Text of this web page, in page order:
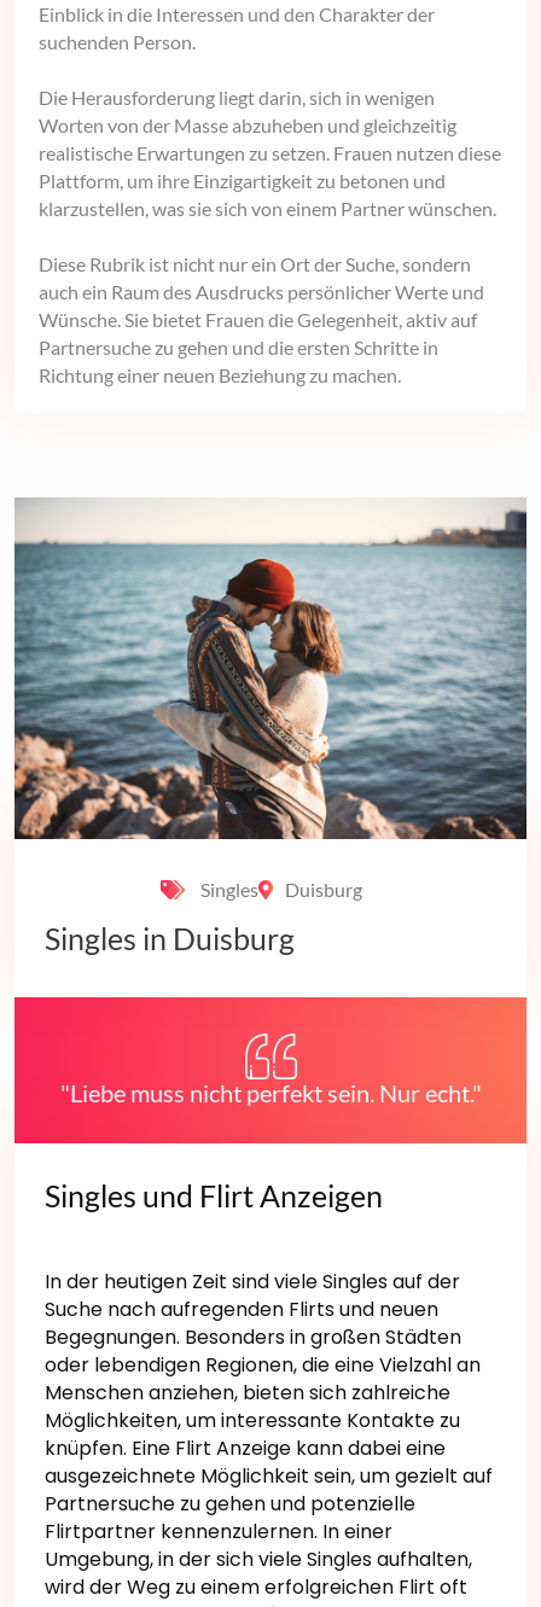
Einblick in die Interessen und den Charakter der
suchenden Person.
Die Herausforderung liegt darin, sich in wenigen
Worten von der Masse abzuheben und gleichzeitig
realistische Erwartungen zu setzen. Frauen nutzen diese
Plattform, um ihre Einzigartigkeit zu betonen und
klarzustellen, was sie sich von einem Partner wünschen.
Diese Rubrik ist nicht nur ein Ort der Suche, sondern
auch ein Raum des Ausdrucks persönlicher Werte und
Wünsche. Sie bietet Frauen die Gelegenheit, aktiv auf
Partnersuche zu gehen und die ersten Schritte in
Richtung einer neuen Beziehung zu machen.
Singles Duisburg
Singles in Duisburg
"Liebe muss nicht perfekt sein. Nur echt."
Singles und Flirt Anzeigen
In der heutigen Zeit sind viele Singles auf der
Suche nach aufregenden Flirts und neuen
Begegnungen. Besonders in großen Städten
oder lebendigen Regionen, die eine Vielzahl an
Menschen anziehen, bieten sich zahlreiche
Möglichkeiten, um interessante Kontakte zu
knüpfen. Eine Flirt Anzeige kann dabei eine
ausgezeichnete Möglichkeit sein, um gezielt auf
Partnersuche zu gehen und potenzielle
Flirtpartner kennenzulernen. In einer
Umgebung, in der sich viele Singles aufhalten,
wird der Weg zu einem erfolgreichen Flirt oft